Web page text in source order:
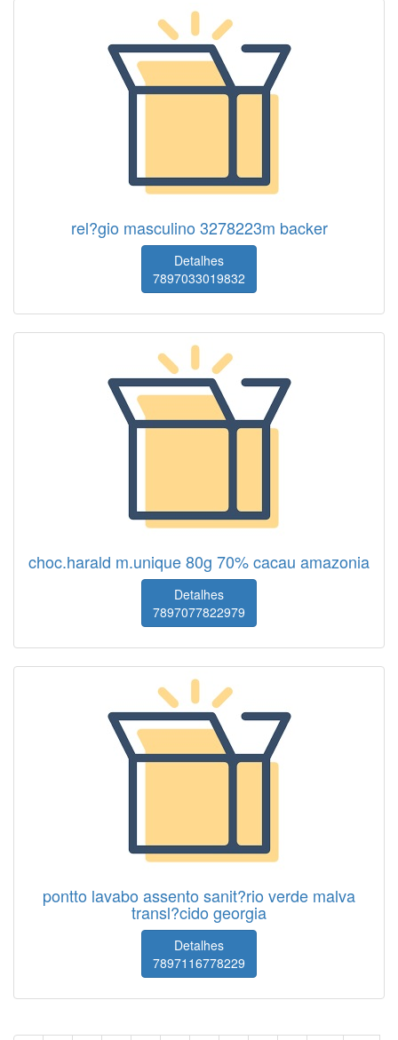
rel?gio masculino 3278223m backer
Detalhes
7897033019832
choc.harald m.unique 80g 70% cacau amazonia
Detalhes
7897077822979
pontto lavabo assento sanit?rio verde malva
transl?cido georgia
Detalhes
7897116778229